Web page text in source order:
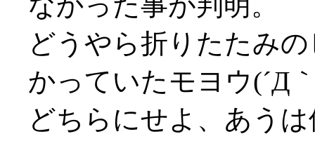
どうやら折りたたみ
かっていたモヨウ(´Д
どちらにせよ、あう